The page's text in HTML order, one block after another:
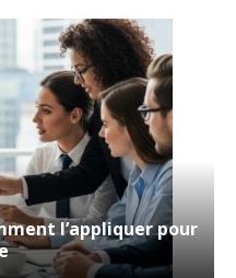
l’appliquer pour